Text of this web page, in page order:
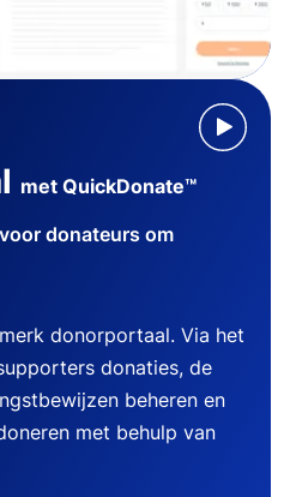
met QuickDonate™
donateurs om
donorportaal. Via het
donaties, de
beheren en
met behulp van